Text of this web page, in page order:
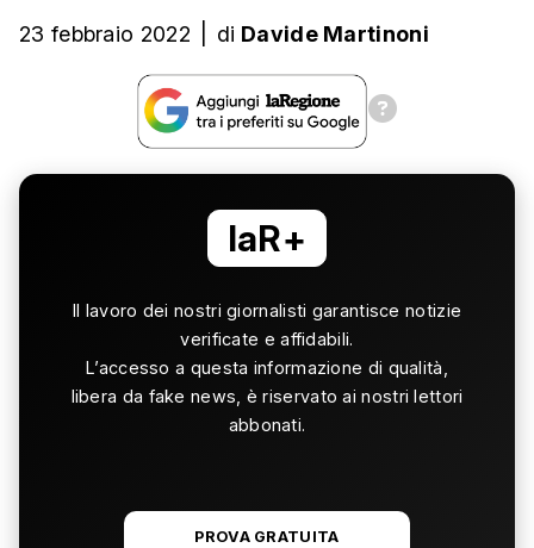
23 febbraio 2022 di Davide Martinoni
laR+
Il lavoro dei nostri giornalisti garantisce notizie
verificate e affidabili.
L’accesso a questa informazione di qualità,
libera da fake news, è riservato ai nostri lettori
abbonati.
PROVA GRATUITA